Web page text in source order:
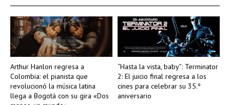
Arthur Hanlon regresa a
Colombia: el pianista que
revolucionó la música latina
llega a Bogotá con su gira «Dos
“Hasta la vista, baby”: Terminator
2: El juicio final regresa a los
cines para celebrar su 35.º
aniversario